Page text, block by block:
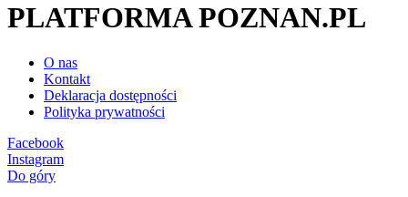
PLATFORMA POZNAN.PL
O nas
Kontakt
Deklaracja dostępności
Polityka prywatności
Facebook
Instagram
Do góry